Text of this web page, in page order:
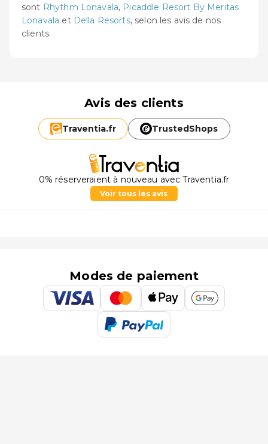
sont Rhythm Lonavala, Picaddle Resort By Meritas
Lonavala et Della Resorts, selon les avis de nos
clients.
Avis des clients
Traventia.fr TrustedShops
0% réserveraient à nouveau avec Traventia.fr
Voir tous les avis
Modes de paiement